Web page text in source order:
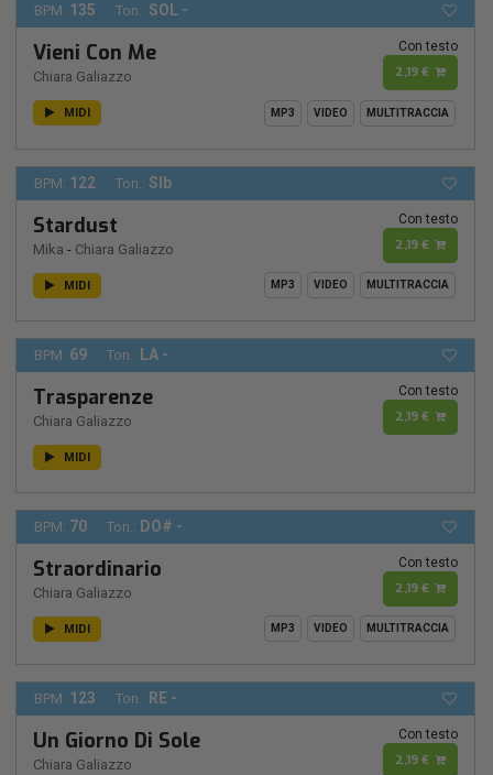
BPM: 135 Ton.: SOL -
Vieni Con Me
Chiara Galiazzo
Con testo
2,19 €
MIDI MP3 VIDEO MULTITRACCIA
BPM: 122 Ton.: SIb
Stardust
Mika - Chiara Galiazzo
Con testo
2,19 €
MIDI MP3 VIDEO MULTITRACCIA
BPM: 69 Ton.: LA -
Trasparenze
Chiara Galiazzo
Con testo
2,19 €
MIDI
BPM: 70 Ton.: DO# -
Straordinario
Chiara Galiazzo
Con testo
2,19 €
MIDI MP3 VIDEO MULTITRACCIA
BPM: 123 Ton.: RE -
Un Giorno Di Sole
Chiara Galiazzo
Con testo
2,19 €